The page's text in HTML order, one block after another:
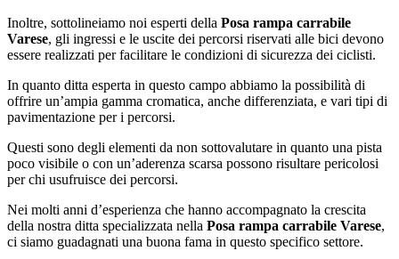
Inoltre, sottolineiamo noi esperti della Posa rampa carrabile
Varese, gli ingressi e le uscite dei percorsi riservati alle bici devono
essere realizzati per facilitare le condizioni di sicurezza dei ciclisti.
In quanto ditta esperta in questo campo abbiamo la possibilità di
offrire un’ampia gamma cromatica, anche differenziata, e vari tipi di
pavimentazione per i percorsi.
Questi sono degli elementi da non sottovalutare in quanto una pista
poco visibile o con un’aderenza scarsa possono risultare pericolosi
per chi usufruisce dei percorsi.
Nei molti anni d’esperienza che hanno accompagnato la crescita
della nostra ditta specializzata nella Posa rampa carrabile Varese,
ci siamo guadagnati una buona fama in questo specifico settore.